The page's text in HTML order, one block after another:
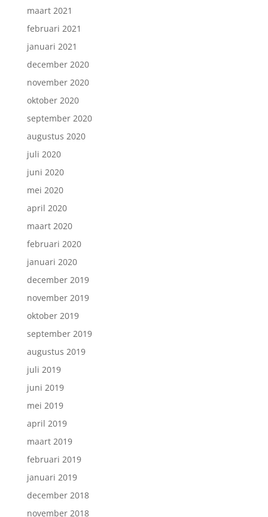
maart 2021
februari 2021
januari 2021
december 2020
november 2020
oktober 2020
september 2020
augustus 2020
juli 2020
juni 2020
mei 2020
april 2020
maart 2020
februari 2020
januari 2020
december 2019
november 2019
oktober 2019
september 2019
augustus 2019
juli 2019
juni 2019
mei 2019
april 2019
maart 2019
februari 2019
januari 2019
december 2018
november 2018